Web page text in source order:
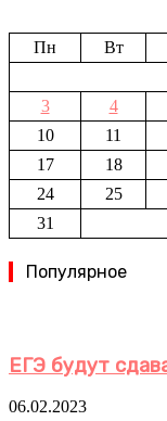
Пн
Вт
3
4
10
11
17
18
24
25
31
Популярное
ЕГЭ будут
06.02.2023